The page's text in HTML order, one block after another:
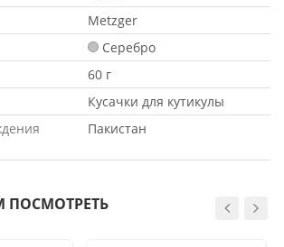
Metzger
Серебро
60 г
Кусачки для кутикулы
Пакистан
ПОСМОТРЕТЬ